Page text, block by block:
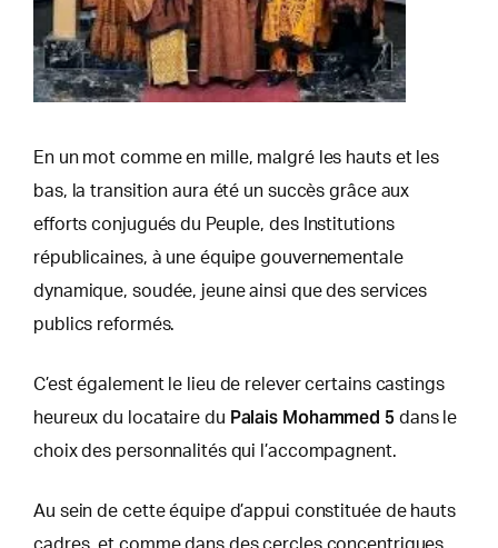
En un mot comme en mille, malgré les hauts et les
bas, la transition aura été un succès grâce aux
efforts conjugués du Peuple, des Institutions
républicaines, à une équipe gouvernementale
dynamique, soudée, jeune ainsi que des services
publics reformés.
C’est également le lieu de relever certains castings
heureux du locataire du Palais Mohammed 5dans le
choix des personnalités qui l’accompagnent.
Au sein de cette équipe d’appui constituée de hauts